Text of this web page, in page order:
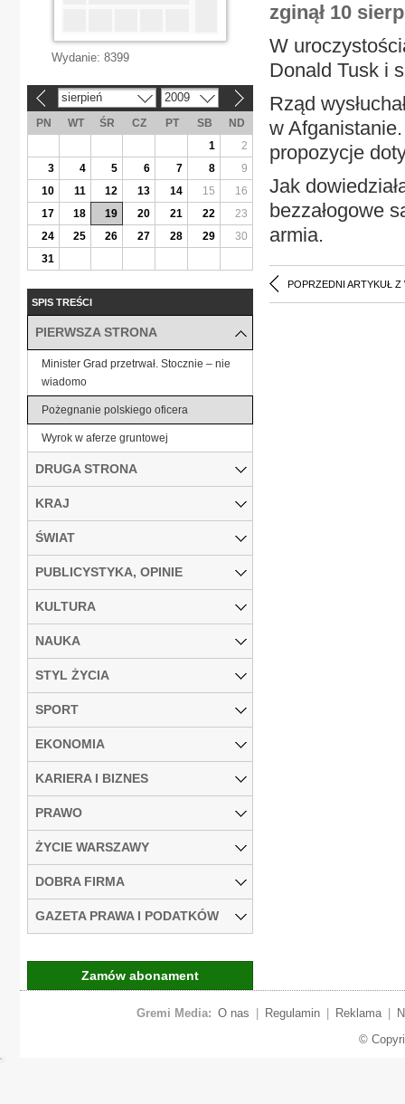
zginął 10
W
Donald Tusk i
Rząd
w
propozycje
Jak
bezzałogowe
armia.
POPRZEDNI ARTYKUŁ Z
Wydanie: 8399
sierpień 2009
PN WT ŚR CZ PT SB
ND
1
2
3
4 5 6 7 8
9
10
11 12 13 14 15
16
17
18 19 20 21 22
23
24
25 26 27 28 29
30
31
SPIS TREŚCI
PIERWSZA STRONA
Minister Grad przetrwał. Stocznie – nie
wiadomo
Pożegnanie polskiego oficera
Wyrok w aferze gruntowej
DRUGA STRONA
KRAJ
ŚWIAT
PUBLICYSTYKA, OPINIE
KULTURA
NAUKA
STYL ŻYCIA
SPORT
EKONOMIA
KARIERA I BIZNES
PRAWO
ŻYCIE WARSZAWY
DOBRA FIRMA
GAZETA PRAWA I PODATKÓW
Zamów abonament
Gremi Media: O nas Regulamin Reklama
©